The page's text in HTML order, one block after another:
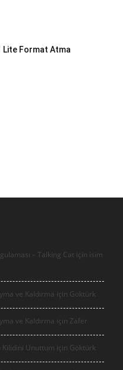
Lite Format Atma
– Talking Cat için isim
ve Kaldırma için Göktürk
ve Kaldırma için Zafer
Kilidini Unuttum için Göktürk